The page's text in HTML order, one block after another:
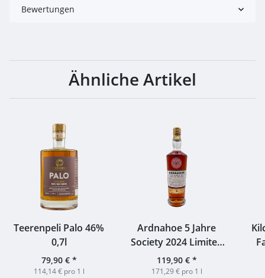
Bewertungen
Ähnliche Artikel
Teerenpeli Palo 46%
0,7l
79,90 € *
114,14 € pro 1 l
Ardnahoe 5 Jahre
Society 2024 Limited
Edition Release 59,1%
0,7l
119,90 € *
171,29 € pro 1 l